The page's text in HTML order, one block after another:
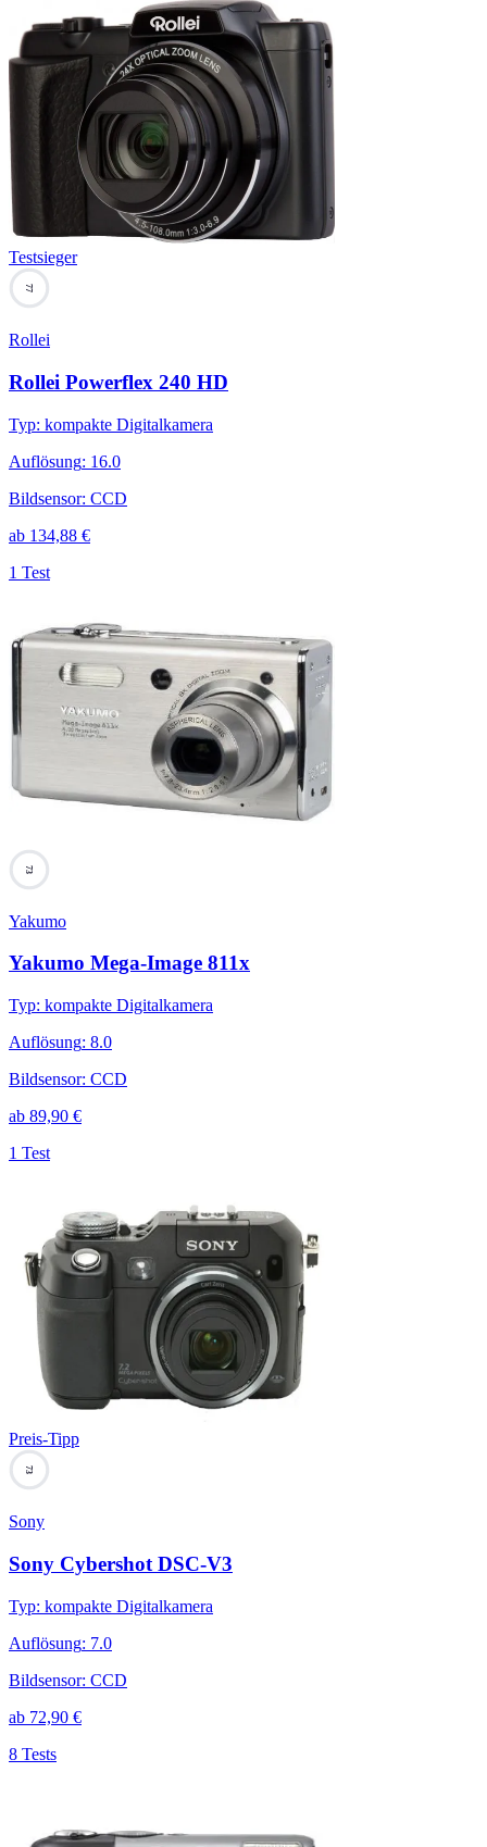
Testsieger
77
Rollei
Rollei Powerflex 240 HD
Typ: kompakte Digitalkamera
Auflösung: 16.0
Bildsensor: CCD
ab 134,88 €
1 Test
73
Yakumo
Yakumo Mega-Image 811x
Typ: kompakte Digitalkamera
Auflösung: 8.0
Bildsensor: CCD
ab 89,90 €
1 Test
Preis-Tipp
73
Sony
Sony Cybershot DSC-V3
Typ: kompakte Digitalkamera
Auflösung: 7.0
Bildsensor: CCD
ab 72,90 €
8 Tests